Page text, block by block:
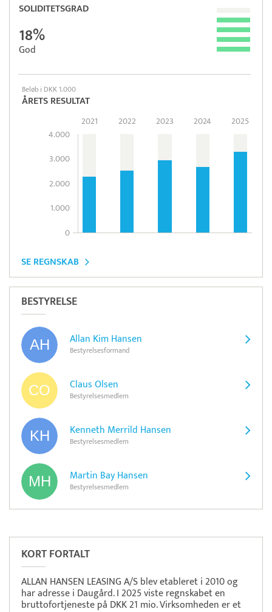
SOLIDITETSGRAD
18%
God
Beløb i DKK 1.000
ÅRETS RESULTAT
4.000
3.000
2.000
1.000
0
2021 2022 2023 2024 2025
SE REGNSKAB
BESTYRELSE
Allan Kim Hansen
Bestyrelsesformand
Claus Olsen
Bestyrelsesmedlem
Kenneth Merrild Hansen
Bestyrelsesmedlem
Martin Bay Hansen
Bestyrelsesmedlem
KORT FORTALT
ALLAN HANSEN LEASING A/S blev etableret i 2010 og
har adresse i Daugård. I 2025 viste regnskabet en
bruttofortjeneste på DKK 21 mio. Virksomheden er et